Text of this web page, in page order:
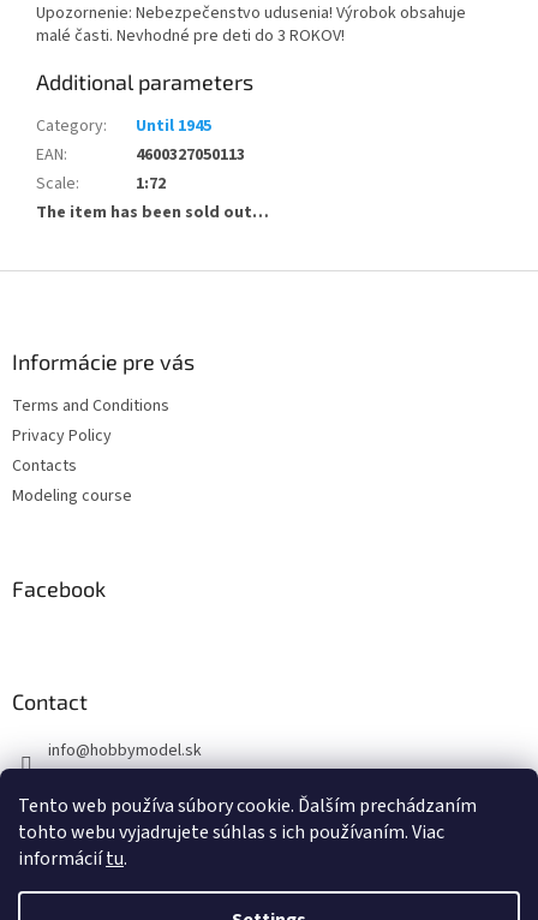
Tento web používa súbory cookie. Ďalším prechádzaním
tohto webu vyjadrujete súhlas s ich používaním. Viac
informáciítu.
Upozornenie: Nebezpečenstvo udusenia! Výrobok obsahuje
malé časti. Nevhodné pre deti do 3 ROKOV!
Additional parameters
Category:
Until 1945
EAN:
4600327050113
Scale:
1:72
The item has been sold out…
Informácie pre vás
Terms and Conditions
Privacy Policy
Contacts
Modeling course
Facebook
Contact
info@hobbymodel.sk
https://www.facebook.com/hobbymodel.sk